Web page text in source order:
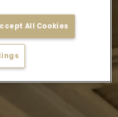
All Cookies